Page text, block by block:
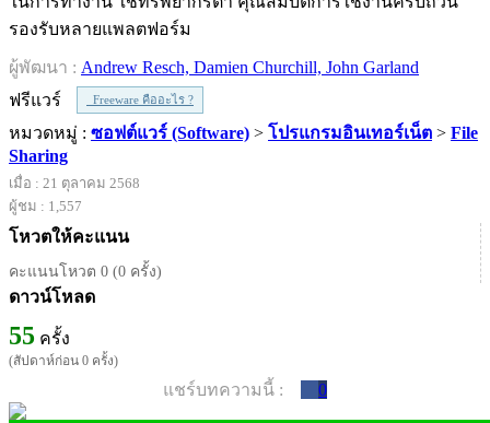
รองรับหลายแพลตฟอร์ม
ผู้พัฒนา : Andrew Resch, Damien Churchill, John Garland
ฟรีแวร์
Freeware คืออะไร ?
หมวดหมู่ : ซอฟต์แวร์ (Software) > โปรแกรมอินเทอร์เน็ต > File
Sharing
เมื่อ : 21 ตุลาคม 2568
ผู้ชม : 1,557
โหวตให้คะแนน
คะแนนโหวต 0 (0 ครั้ง)
ดาวน์โหลด
55 ครั้ง
(สัปดาห์ก่อน 0 ครั้ง)
แชร์บทความนี้ : 0